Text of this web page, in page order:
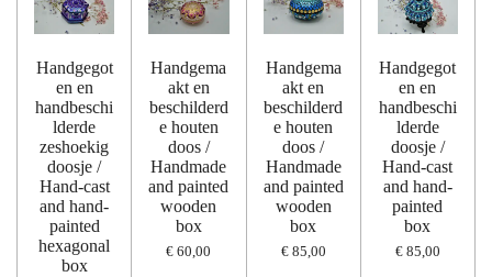
Handgegot
en en
handbeschi
lderde
zeshoekig
doosje /
Hand-cast
and hand-
painted
hexagonal
box
Handgema
akt en
beschilderd
e houten
doos /
Handmade
and painted
wooden
box
€ 60,00
Handgema
akt en
beschilderd
e houten
doos /
Handmade
and painted
wooden
box
€ 85,00
Handgegot
en en
handbeschi
lderde
doosje /
Hand-cast
and hand-
painted
box
€ 85,00